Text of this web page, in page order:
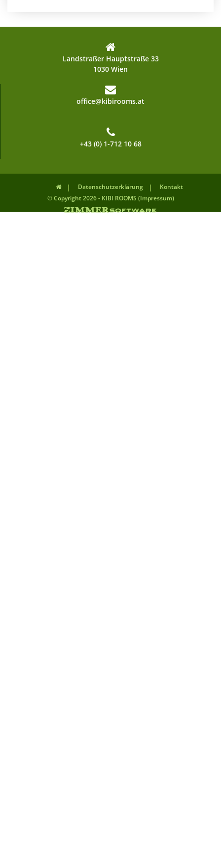
Landstraßer Hauptstraße 33
1030 Wien
office@kibirooms.at
+43 (0) 1-712 10 68
Datenschutzerklärung
Kontakt
© Copyright 2026 - KIBI ROOMS (Impressum)